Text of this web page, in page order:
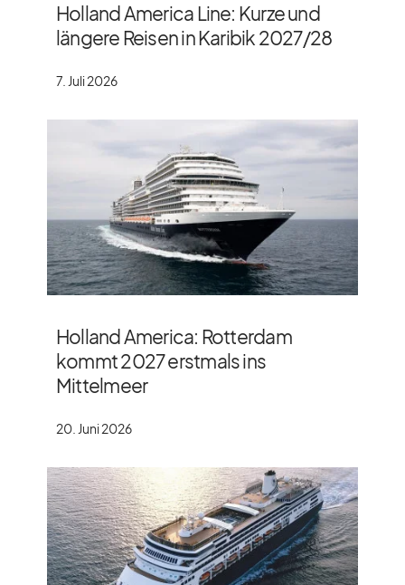
Holland America Line: Kurze und
längere Reisen in Karibik 2027/​28
7. Juli 2026
Holland America: Rotterdam
kommt 2027 erstmals ins
Mittelmeer
20. Juni 2026